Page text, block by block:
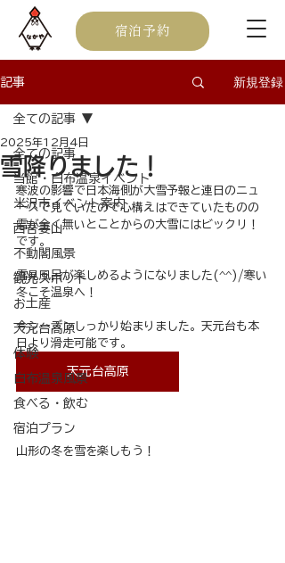
宿泊予約
記事 新規登録
全ての記事
当館・白布温泉イベント
米沢市イベント案内
西吾妻山
不動閣風景
観光スポット
お土産
天元台高原
体験
白布温泉風景
食べる・飲む
宿泊プラン
全ての記事
雪降りました！
2025年12月4日
寒波の影響で日本海側が大雪予報と連日のニュ
ースで見ていたので心構えはできていたものの
雪が全く無いとことからの大雪にはビックリ！
です。
雪見風呂が楽しめるようになりました(^^)/寒い
冬こそ温泉へ！
今シーズンしっかり始まりました。天元台も本
日より滑走可能です。
天元台高原
山形の冬を雪を楽しもう！